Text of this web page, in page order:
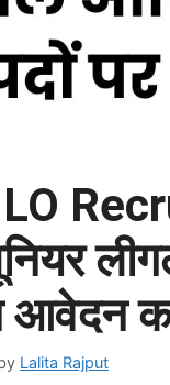
आवेदन
Lalita Rajput